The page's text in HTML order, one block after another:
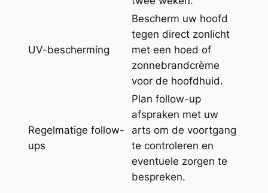
UV-bescherming
Bescherm uw hoofd
tegen direct zonlicht
met een hoed of
zonnebrandcrème
voor de hoofdhuid.
Regelmatige follow-
ups
Plan follow-up
afspraken met uw
arts om de voortgang
te controleren en
eventuele zorgen te
bespreken.